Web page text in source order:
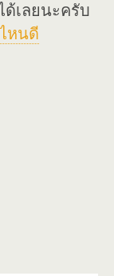
ด้เลยนะครับ
หนดี